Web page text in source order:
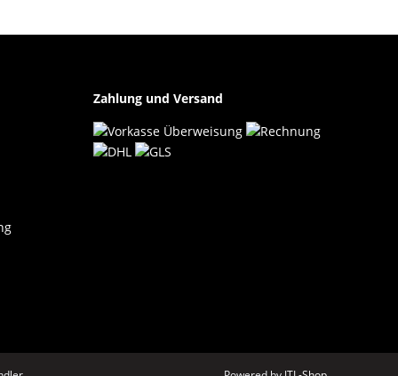
Zahlung und Versand